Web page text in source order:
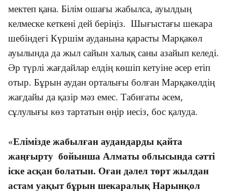
мектеп қана. Білім ошағы жабылса, ауылдың
келмеске кеткені дей беріңіз. Шығыстағы шекара
шебіндегі Күршім ауданына қарасты Марқакөл
ауылында да жыл сайын халық саны азайып келеді.
Әр түрлі жағдайлар елдің көшіп кетуіне әсер етіп
отыр. Бұрын аудан орталығы болған Марқакөлдің
жағдайы да қазір мәз емес. Табиғаты әсем,
сұлулығы көз тартатын өңір иесіз, бос қалуда.
«Елімізде жабылған аудандарды қайта
жаңғырту бойынша Алматы облысында сәтті
іске асқан болатын. Оған дәлел төрт жылдан
астам уақыт бұрын шекаралық Нарынқол